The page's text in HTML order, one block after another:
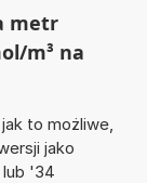
metr
m³ na
to możliwe,
jako
'34